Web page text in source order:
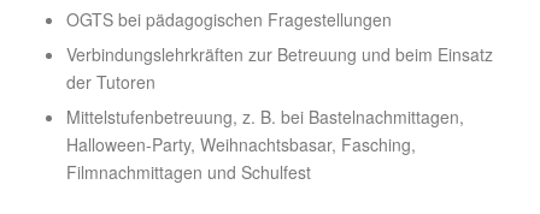
OGTS bei pädagogischen Fragestellungen
Verbindungslehrkräften zur Betreuung und beim Einsatz
der Tutoren
Mittelstufenbetreuung, z. B. bei Bastelnachmittagen,
Halloween-Party, Weihnachtsbasar, Fasching,
Filmnachmittagen und Schulfest